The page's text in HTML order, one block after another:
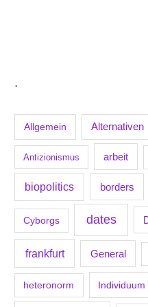
.
Allgemein Alternativen
Antizionismus arbeit
biopolitics borders
Cyborgs dates
frankfurt General
heteronorm Individuum